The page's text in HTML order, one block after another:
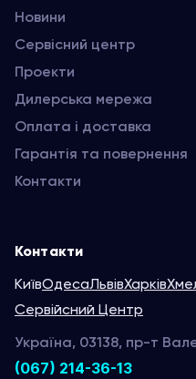
Новини
Сервісний центр
Проекти
Дилерська мережа
Оплата і доставка
Гарантія та повернення
Контакти
Контакти
КиївОдесаЛьвівХарків
Сервійсний Центр
Україна, 03138, пр-т
(067) 214-36-13